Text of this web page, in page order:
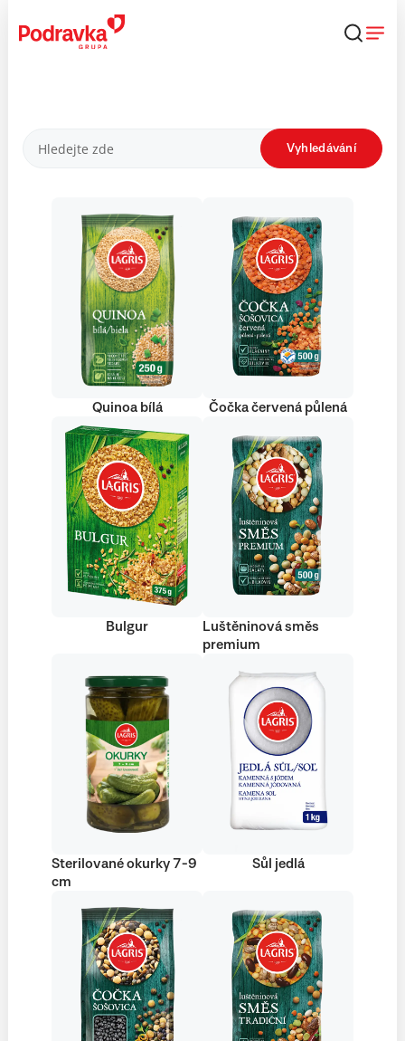
obsahu
Produkty Vyhledávání
Quinoa bílá Čočka červená půlená
Bulgur
Luštěninová směs
premium
Sterilované okurky 7-9
cm
Sůl jedlá